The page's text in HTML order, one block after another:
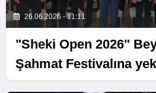
26.06.2026 - 11:11
"Sheki Open 2026"
Şahmat Festivalına